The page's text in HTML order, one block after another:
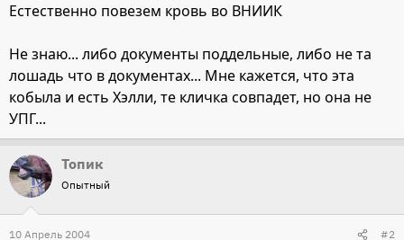
Естественно повезем кровь во ВНИИК
Не знаю... либо документы поддельные, либо не та
лошадь что в документах... Мне кажется, что эта
кобыла и есть Хэлли, те кличка совпадет, но она не
УПГ...
Топик
Опытный
10 Апрель 2004 #2